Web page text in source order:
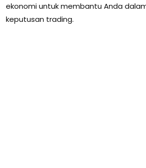
ekonomi untuk membantu Anda
keputusan trading.